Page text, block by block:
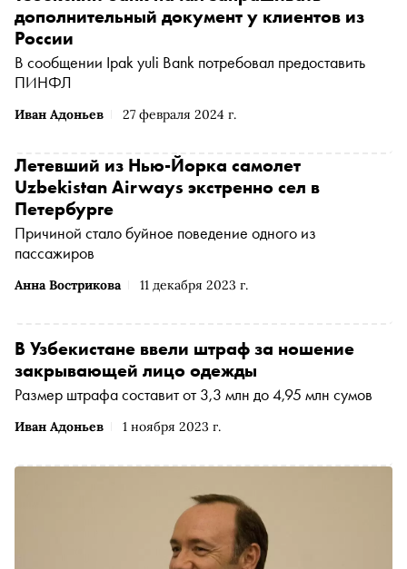
Иван Адоньев 27 февраля 2024 г.
дополнительный документ у клиентов из
России
В сообщении Ipak yuli Bank потребовал предоставить
ПИНФЛ
Анна Вострикова 11 декабря 2023 г.
Летевший из Нью-Йорка самолет
Uzbekistan Airways экстренно сел в
Петербурге
Причиной стало буйное поведение одного из
пассажиров
Иван Адоньев 1 ноября 2023 г.
В Узбекистане ввели штраф за ношение
закрывающей лицо одежды
Размер штрафа составит от 3,3 млн до 4,95 млн сумов